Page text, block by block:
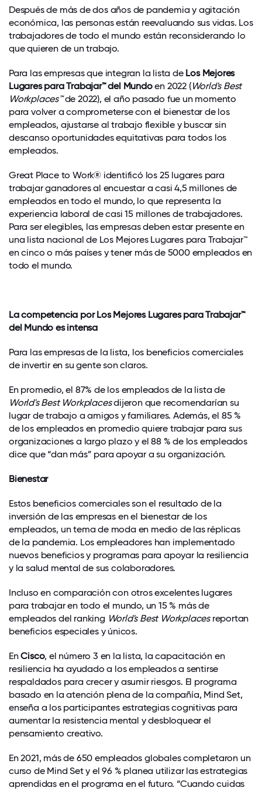
Después de más de dos años de pandemia y agitación
económica, las personas están reevaluando sus vidas. Los
trabajadores de todo el mundo están reconsiderando lo
que quieren de un trabajo.
Para las empresas que integran la lista de Los Mejores
Lugares para Trabajar™del Mundoen 2022 (World's Best
Workplaces™de 2022), el año pasado fue un momento
para volver a comprometerse con el bienestar de los
empleados, ajustarse al trabajo flexible y buscar sin
descanso oportunidades equitativas para todos los
empleados.
Great Place to Work® identificó los 25 lugares para
trabajar ganadores al encuestar a casi 4,5 millones de
empleados en todo el mundo, lo que representa la
experiencia laboral de casi 15 millones de trabajadores.
Para ser elegibles, las empresas deben estar presente en
una lista nacional de Los Mejores Lugares para Trabajar™
en cinco o más países y tener más de 5000 empleados en
todo el mundo.
La competencia por Los Mejores Lugares para Trabajar™
del Mundo es intensa
Para las empresas de la lista, los beneficios comerciales
de invertir en su gente son claros.
En promedio, el 87% de los empleados de la lista de
World's Best Workplacesdijeron que recomendarían su
lugar de trabajo a amigos y familiares. Además, el 85 %
de los empleados en promedio quiere trabajar para sus
organizaciones a largo plazo y el 88 % de los empleados
dice que “dan más” para apoyar a su organización.
Bienestar
Estos beneficios comerciales son el resultado de la
inversión de las empresas en el bienestar de los
empleados, un tema de moda en medio de las réplicas
de la pandemia. Los empleadores han implementado
nuevos beneficios y programas para apoyar la resiliencia
y la salud mental de sus colaboradores.
Incluso en comparación con otros excelentes lugares
para trabajar en todo el mundo, un 15 % más de
empleados del ranking World's Best Workplacesreportan
beneficios especiales y únicos.
EnCisco, el número 3 en la lista, la capacitación en
resiliencia ha ayudado a los empleados a sentirse
respaldados para crecer y asumir riesgos. El programa
basado en la atención plena de la compañía, Mind Set,
enseña a los participantes estrategias cognitivas para
aumentar la resistencia mental y desbloquear el
pensamiento creativo.
En 2021, más de 650 empleados globales completaron un
curso de Mind Set y el 96 % planea utilizar las estrategias
aprendidas en el programa en el futuro. “Cuando cuidas